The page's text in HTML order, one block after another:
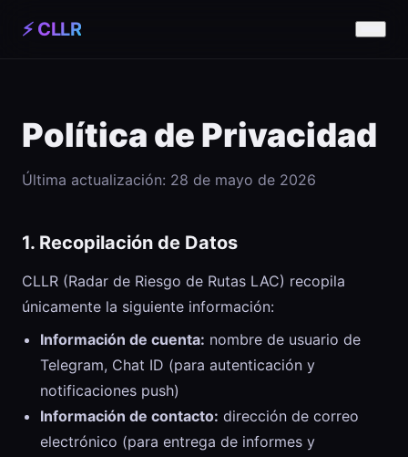
⚡ CLLR
Política de Privacidad
Última actualización: 28 de mayo de 2026
1. Recopilación de Datos
CLLR (Radar de Riesgo de Rutas LAC) recopila
únicamente la siguiente información:
Información de cuenta: nombre de usuario de
Telegram, Chat ID (para autenticación y
notificaciones push)
Información de contacto: dirección de correo
electrónico (para entrega de informes y